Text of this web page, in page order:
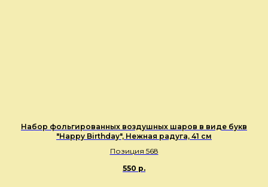
Набор фольгированных воздушных шаров в виде букв
"Happy Birthday", Нежная радуга, 41 см
Позиция 568
550 р.